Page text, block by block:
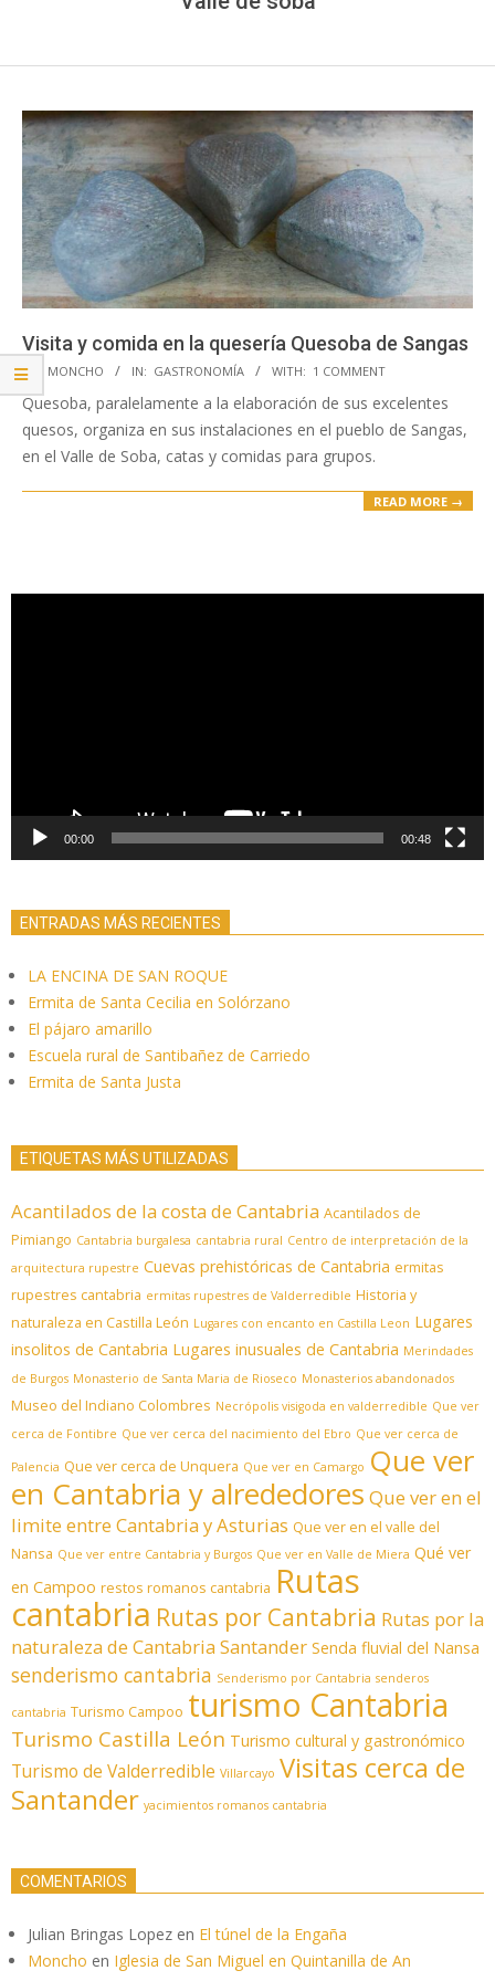
Visita y comida en la quesería Quesoba de Sangas
2018-
01-
BY: MONCHO IN: GASTRONOMÍA WITH: 1 COMMENT
Quesoba, paralelamente a la elaboración de sus excelentes
quesos, organiza en sus instalaciones en el pueblo de Sangas,
en el Valle de Soba, catas y comidas para grupos.
READ MORE →
00:00 00:48
ENTRADAS MÁS RECIENTES
LA ENCINA DE SAN ROQUE
Ermita de Santa Cecilia en Solórzano
El pájaro amarillo
Escuela rural de Santibañez de Carriedo
Ermita de Santa Justa
ETIQUETAS MÁS UTILIZADAS
Acantilados de la costa de Cantabria Acantilados de
Pimiango Cantabria burgalesa cantabria rural Centro de interpretación de la
arquitectura rupestre Cuevas prehistóricas de Cantabria ermitas
rupestres cantabria ermitas rupestres de Valderredible Historia y
naturaleza en Castilla León Lugares con encanto en Castilla Leon Lugares
insolitos de Cantabria Lugares inusuales de Cantabria Merindades
de Burgos Monasterio de Santa Maria de Rioseco Monasterios abandonados
Museo del Indiano Colombres Necrópolis visigoda en valderredible Que ver
cerca de Fontibre Que ver cerca del nacimiento del Ebro Que ver cerca de
Palencia Que ver cerca de Unquera Que ver en Camargo Que ver
en Cantabria y alrededores Que ver en el
limite entre Cantabria y Asturias Que ver en el valle del
Nansa Que ver entre Cantabria y Burgos Que ver en Valle de Miera Qué ver
en Campoo restos romanos cantabria Rutas
cantabria Rutas por Cantabria Rutas por la
naturaleza de CantabriaSantander Senda fluvial del Nansa
senderismo cantabria Senderismo por Cantabria senderos
cantabria Turismo Campoo turismo Cantabria
Turismo Castilla León Turismo cultural y gastronómico
Turismo de Valderredible Villarcayo Visitas cerca de
Santander yacimientos romanos cantabria
COMENTARIOS
Julian Bringas Lopez en El túnel de la Engaña
Moncho en Iglesia de San Miguel en Quintanilla de An